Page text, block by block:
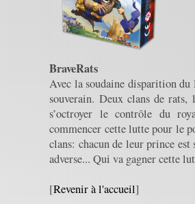
BraveRats
Avec la soudaine disparition du
souverain. Deux clans de
s’octroyer le contrôle du
commencer cette lutte pour le
clans: chacun de leur prince
adverse... Qui va gagner cette
[Revenir à l'accueil]